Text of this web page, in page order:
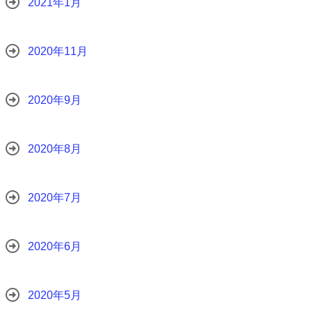
2020年11月
2020年9月
2020年8月
2020年7月
2020年6月
2020年5月